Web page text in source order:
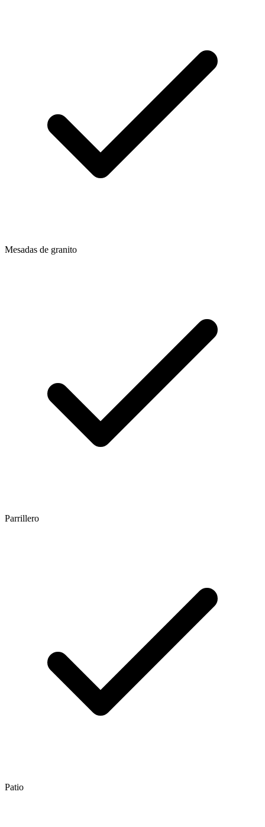
Mesadas de granito
Parrillero
Patio